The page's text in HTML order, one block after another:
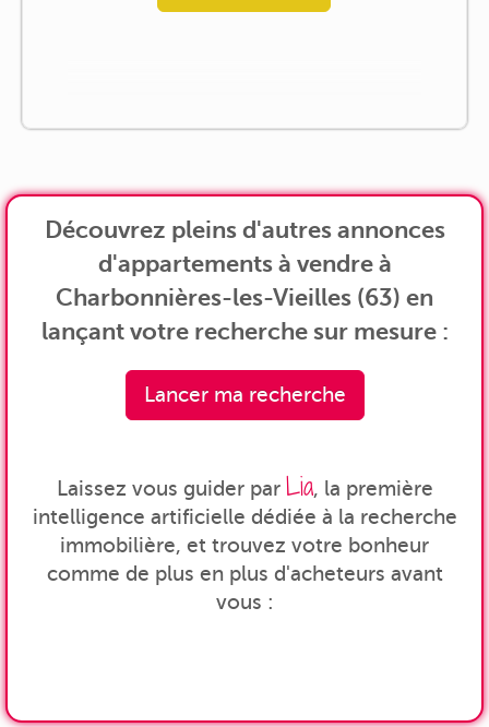
Découvrez pleins d'autres annonces
d'appartements à vendre à
Charbonnières-les-Vieilles (63) en
lançant votre recherche sur mesure :
Lancer ma recherche
Laissez vous guider par Lia, la première
intelligence artificielle dédiée à la recherche
immobilière, et trouvez votre bonheur
comme de plus en plus d'acheteurs avant
vous :